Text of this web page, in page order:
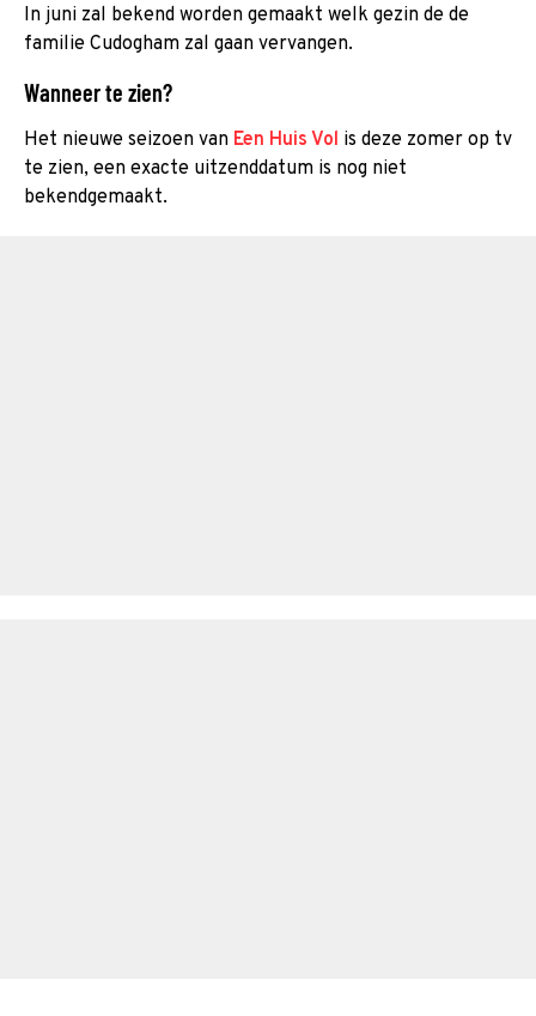
In juni zal bekend worden gemaakt welk gezin de de
familie Cudogham zal gaan vervangen.
Wanneer te zien?
Het nieuwe seizoen van Een Huis Vol is deze zomer op tv
te zien, een exacte uitzenddatum is nog niet
bekendgemaakt.